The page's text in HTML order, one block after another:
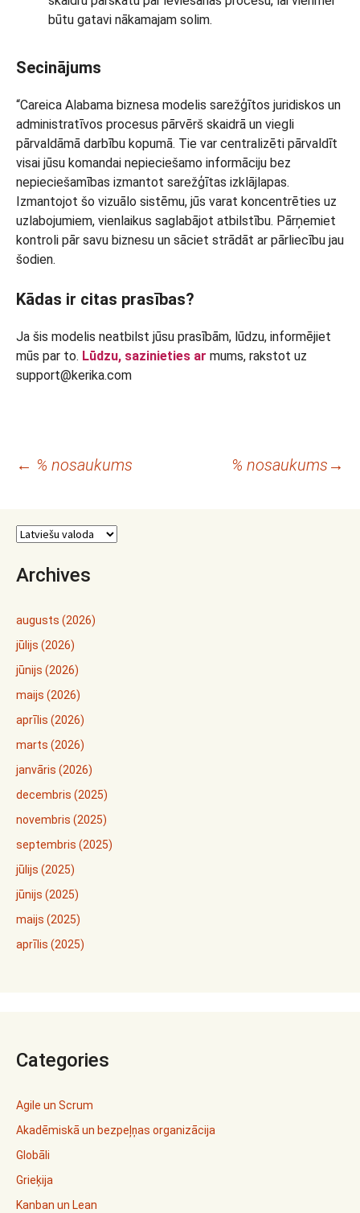
būtu gatavi nākamajam solim.
Secinājums
“Careica Alabama biznesa modelis sarežģītos juridiskos un
administratīvos procesus pārvērš skaidrā un viegli
pārvaldāmā darbību kopumā. Tie var centralizēti pārvaldīt
visai jūsu komandai nepieciešamo informāciju bez
nepieciešamības izmantot sarežģītas izklājlapas.
Izmantojot šo vizuālo sistēmu, jūs varat koncentrēties uz
uzlabojumiem, vienlaikus saglabājot atbilstību. Pārņemiet
kontroli pār savu biznesu un sāciet strādāt ar pārliecību jau
šodien.
Kādas ir citas prasības?
Ja šis modelis neatbilst jūsu prasībām, lūdzu, informējiet
mūs par to. Lūdzu, sazinieties ar mums, rakstot uz
support@kerika.com
Rakstu
← % nosaukums % nosaukums →
Archives
augusts (2026)
jūlijs (2026)
jūnijs (2026)
maijs (2026)
aprīlis (2026)
marts (2026)
janvāris (2026)
decembris (2025)
novembris (2025)
septembris (2025)
jūlijs (2025)
jūnijs (2025)
maijs (2025)
aprīlis (2025)
Categories
Agile un Scrum
Akadēmiskā un bezpeļņas organizācija
Globāli
Grieķija
Kanban un Lean